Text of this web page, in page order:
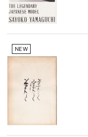
NEW